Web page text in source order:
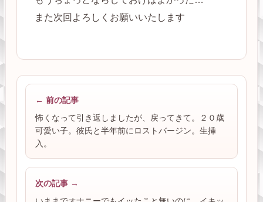
また次回よろしくお願いいたします
← 前の記事
怖くなって引き返しましたが、戻ってきて。２０歳
可愛い子。彼氏と半年前にロストバージン。生挿
入。
次の記事 →